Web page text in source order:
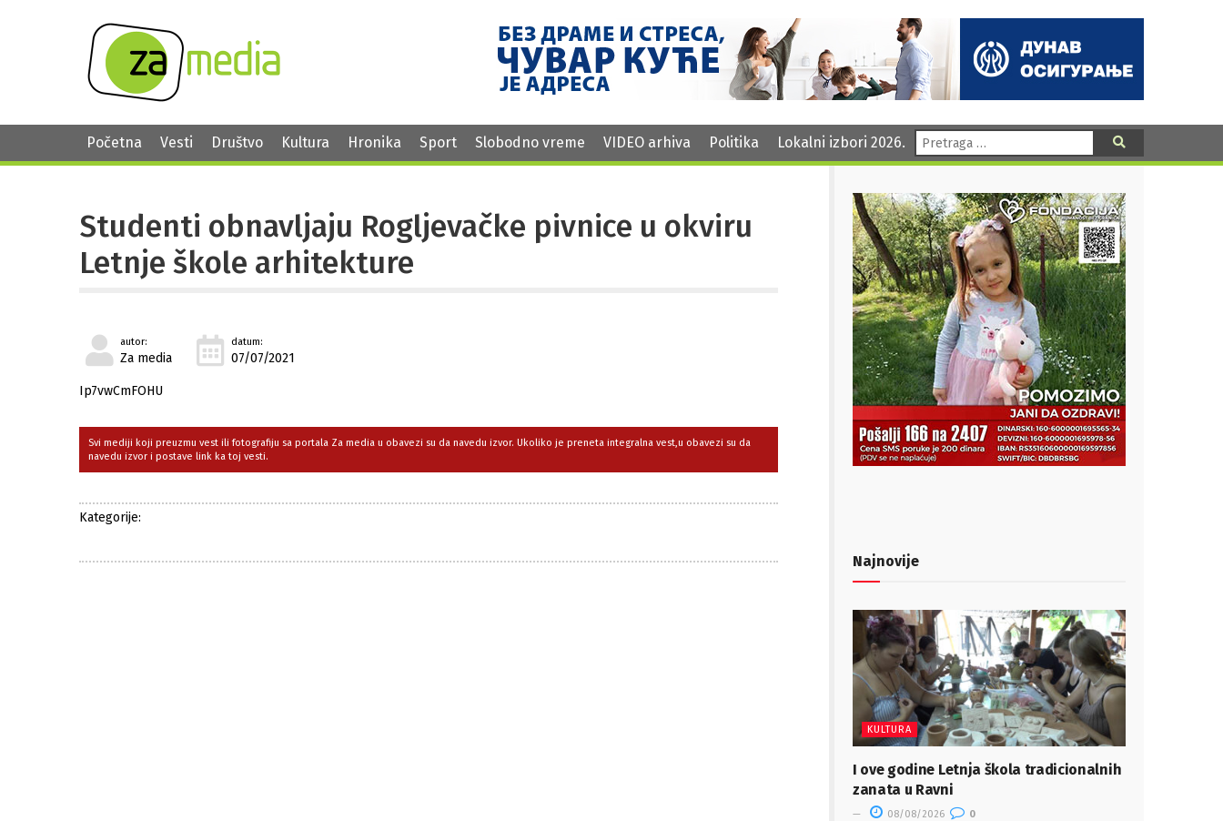
Početna Vesti Društvo Kultura Hronika Sport Slobodno vreme VIDEO arhiva Politika Lokalni izbori 2026. Pretraga:
Studenti obnavljaju Rogljevačke pivnice u okviru
Letnje škole arhitekture
autor:
Za media
datum:
07/07/2021
Ip7vwCmFOHU
Svi mediji koji preuzmu vest ili fotografiju sa portala Za media u obavezi su da navedu izvor. Ukoliko je preneta integralna vest,u obavezi su da
navedu izvor i postave link ka toj vesti.
Kategorije:
Najnovije
KULTURA
I ove godine Letnja škola tradicionalnih
zanata u Ravni
08/08/2026 0